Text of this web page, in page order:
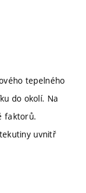
tepelného
do okolí. Na
faktorů.
uvnitř